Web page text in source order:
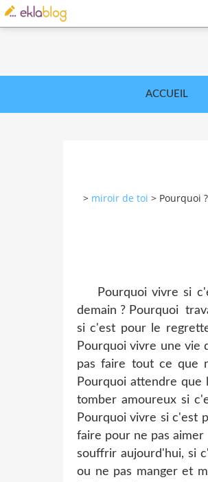
ACCUEIL
> miroir de toi > Pourquoi ?
Pourquoi vivre si
demain ? Pourquoi
si c'est pour le
Pourquoi vivre une vie
pas faire tout ce que
Pourquoi attendre
tomber amoureux si
Pourquoi vivre si c'est
faire pour ne pas
souffrir aujourd'hui, si
ou ne pas manger et